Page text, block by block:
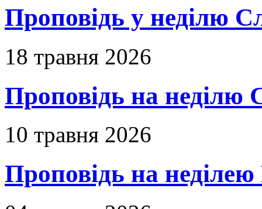
Проповідь у неділю
18 травня 2026
Проповідь на неділю
10 травня 2026
Проповідь на неділею